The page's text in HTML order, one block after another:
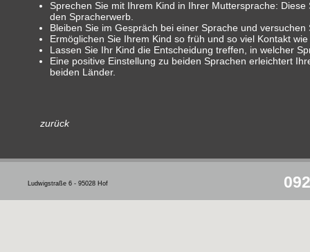
Sprechen Sie mit Ihrem Kind in Ihrer Muttersprache:
den Spracherwerb.
Bleiben Sie im Gespräch bei einer Sprache und
Ermöglichen Sie Ihrem Kind so früh und so viel Kontakt
Lassen Sie Ihr Kind die Entscheidung treffen, in welcher
Eine positive Einstellung zu beiden Sprachen erleichtert
beiden Länder.
zurück
Ludwigstraße 6 - 95028 Hof